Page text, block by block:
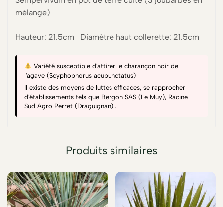
mélange)
Hauteur: 21.5cm Diamètre haut collerette: 21.5cm
Variété susceptible d'attirer le charançon noir de
l'agave (Scyphophorus acupunctatus)
Il existe des moyens de luttes efficaces, se rapprocher
d'établissements tels que Bergon SAS (Le Muy), Racine
Sud Agro Perret (Draguignan)...
Produits similaires